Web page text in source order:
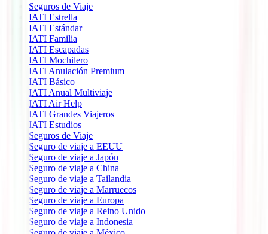
Seguros de Viaje
IATI Estrella
IATI Estándar
IATI Familia
IATI Escapadas
IATI Mochilero
IATI Anulación Premium
IATI Básico
IATI Anual Multiviaje
IATI Air Help
IATI Grandes Viajeros
IATI Estudios
Seguros de Viaje
Seguro de viaje a EEUU
Seguro de viaje a Japón
Seguro de viaje a China
Seguro de viaje a Tailandia
Seguro de viaje a Marruecos
Seguro de viaje a Europa
Seguro de viaje a Reino Unido
Seguro de viaje a Indonesia